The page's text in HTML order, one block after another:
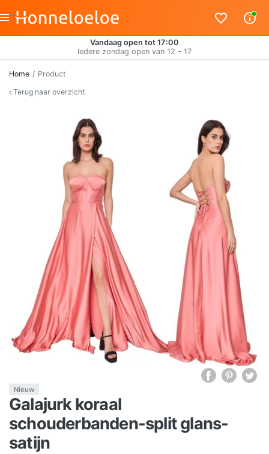
Vandaag open tot 17:00
Iedere zondag open van 12 - 17
Home
Product
Terug naar overzicht
Nieuw
Galajurk koraal
schouderbanden-split glans-
satijn